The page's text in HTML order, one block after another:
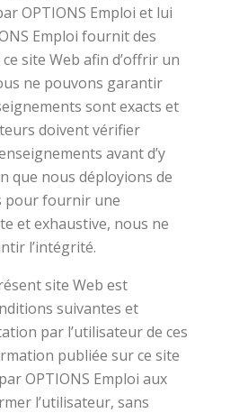
OPTIONS Emploi et lui
Emploi fournit des
site Web afin d’offrir un
ne pouvons garantir
sont exacts et
doivent vérifier
avant d’y
que nous déployions de
pour fournir une
et exhaustive, nous ne
l’intégrité.
site Web est
suivantes et
par l’utilisateur de ces
publiée sur ce site
OPTIONS Emploi aux
l’utilisateur, sans